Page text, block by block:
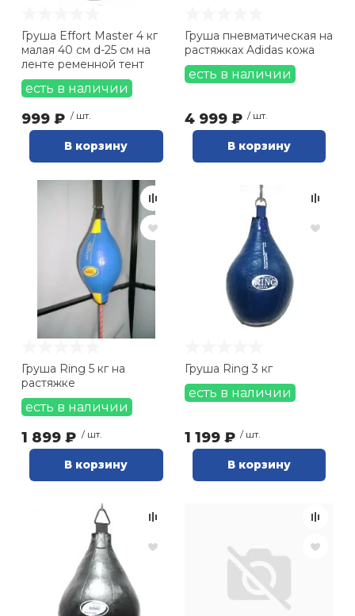
Груша Effort Master 4 кг
малая 40 см d-25 см на
ленте ременной тент
есть в наличии
999 ₽ / шт.
В корзину
Груша пневматическая на
растяжках Adidas кожа
есть в наличии
4 999 ₽ / шт.
В корзину
Груша Ring 5 кг на
растяжке
есть в наличии
1 899 ₽ / шт.
В корзину
Груша Ring 3 кг
есть в наличии
1 199 ₽ / шт.
В корзину